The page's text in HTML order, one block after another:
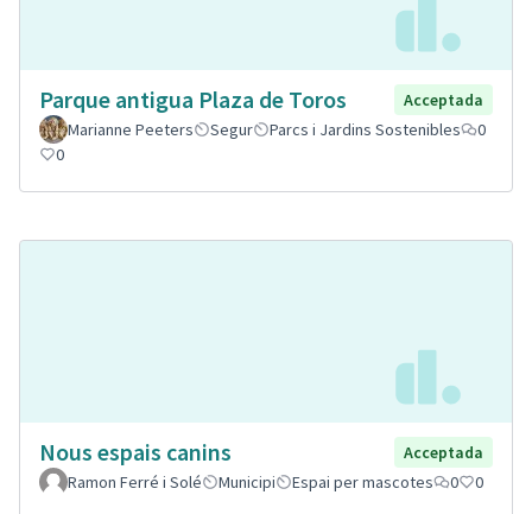
Parque antigua Plaza de Toros
Acceptada
Marianne Peeters
Segur Parcs i Jardins Sostenibles
0
0
Nous espais canins
Acceptada
Ramon Ferré i Solé
Municipi Espai per mascotes 0 0